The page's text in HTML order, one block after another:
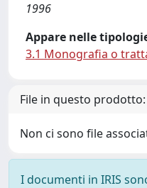
1996
Appare nelle
3.1 Monografia o
File in questo prodotto:
Non ci sono file
I documenti in IRIS